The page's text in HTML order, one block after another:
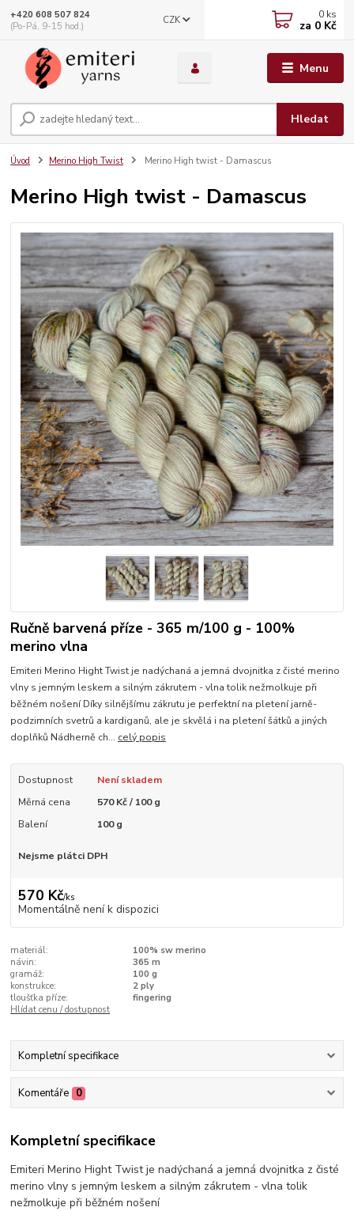
Menu
CZK
Hledat
+420 608 507 824
(Po-Pá, 9-15 hod.)
0 ks
za 0 Kč
Úvod Merino High Twist Merino High twist - Damascus
Merino High twist - Damascus
Ručně barvená příze - 365 m/100 g - 100%
merino vlna
Emiteri Merino Hight Twist je nadýchaná a jemná dvojnitka z čisté merino
vlny s jemným leskem a silným zákrutem - vlna tolik nežmolkuje při
běžném nošení Díky silnějšímu zákrutu je perfektní na pletení jarně-
podzimních svetrů a kardiganů, ale je skvělá i na pletení šátků a jiných
doplňků Nádherně ch... celý popis
Dostupnost
Není skladem
Měrná cena
570 Kč / 100 g
Balení
100 g
Nejsme plátci DPH
570 Kč/ks
Momentálně není k dispozici
materiál:
100% sw merino
návin:
365 m
gramáž:
100 g
konstrukce:
2 ply
tloušťka příze:
fingering
Hlídat cenu / dostupnost
Kompletní specifikace
Komentáře 0
Kompletní specifikace
Emiteri Merino Hight Twist je nadýchaná a jemná dvojnitka z čisté
merino vlny s jemným leskem a silným zákrutem - vlna tolik
nežmolkuje při běžném nošení